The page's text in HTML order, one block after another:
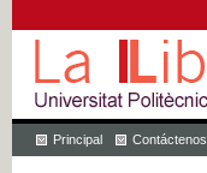
Principal Contáctenos